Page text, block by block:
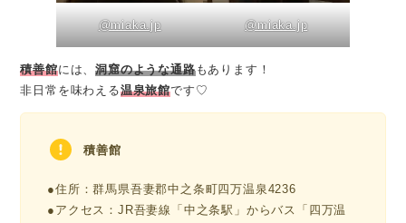
@miaka.jp @miaka.jp
積善館には、洞窟のような通路もあります！
非日常を味わえる温泉旅館です♡
積善館
●住所：群馬県吾妻郡中之条町四万温泉4236
●アクセス：JR吾妻線「中之条駅」からバス「四万温